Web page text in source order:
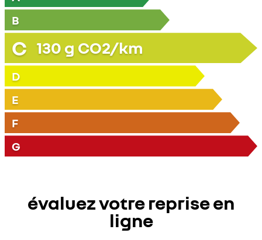
B
C 130 g CO2/km
D
E
F
G
évaluez votre reprise en
ligne